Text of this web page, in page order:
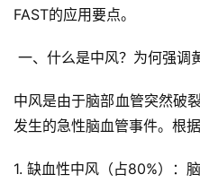
FAST的应用要点。
一、什么是中风？为何强调
中风是由于脑部血管突然破
发生的急性脑血管事件。根
1. 缺血性中风（占80%）：